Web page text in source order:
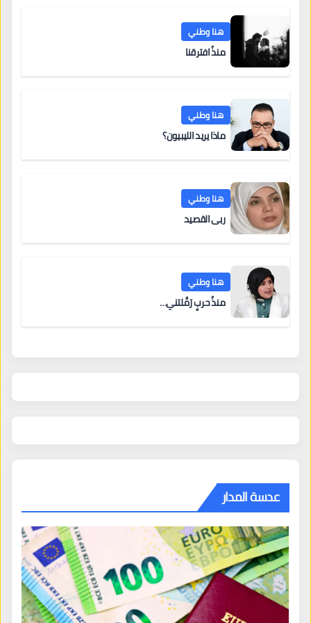
هنا وطني
منذُ افترقنا
هنا وطني
ماذا يريد الليبيون؟
هنا وطني
ربى القصيد
هنا وطني
منذُ حربٍ رَمَّلتني…
عدسة المدار